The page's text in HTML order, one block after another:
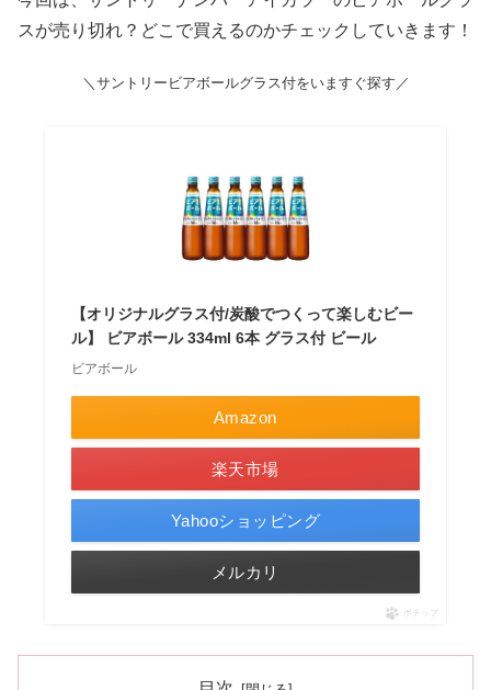
スが売り切れ？どこで買えるのかチェックしていきます！
＼サントリービアボールグラス付をいますぐ探す／
【オリジナルグラス付/炭酸でつくって楽しむビー
ル】 ビアボール 334ml 6本 グラス付 ビール
ビアボール
Amazon
楽天市場
Yahooショッピング
メルカリ
ポチップ